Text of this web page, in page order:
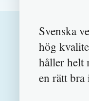
Svenska
hög
håller helt
en rätt